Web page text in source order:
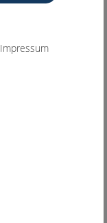
Impressum